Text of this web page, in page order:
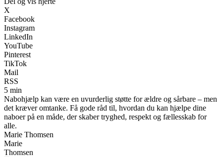
X
Facebook
Instagram
LinkedIn
YouTube
Pinterest
TikTok
Mail
RSS
5 min
Nabohjælp kan være en uvurderlig støtte for ældre og sårbare – men
det kræver omtanke. Få gode råd til, hvordan du kan hjælpe dine
naboer på en måde, der skaber tryghed, respekt og fællesskab for
alle.
Marie Thomsen
Marie
Thomsen